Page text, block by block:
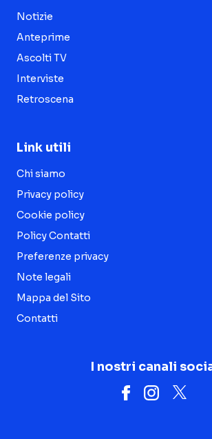
Notizie
Anteprime
Ascolti TV
Interviste
Retroscena
Link utili
Chi siamo
Privacy policy
Cookie policy
Policy Contatti
Preferenze privacy
Note legali
Mappa del Sito
Contatti
I nostri canali